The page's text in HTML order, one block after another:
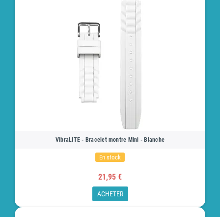
VibraLITE - Bracelet montre Mini - Blanche
En stock
21,95 €
ACHETER